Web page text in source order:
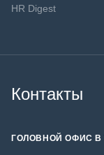
HR Digest
Контакты
ГОЛОВНОЙ ОФИС В